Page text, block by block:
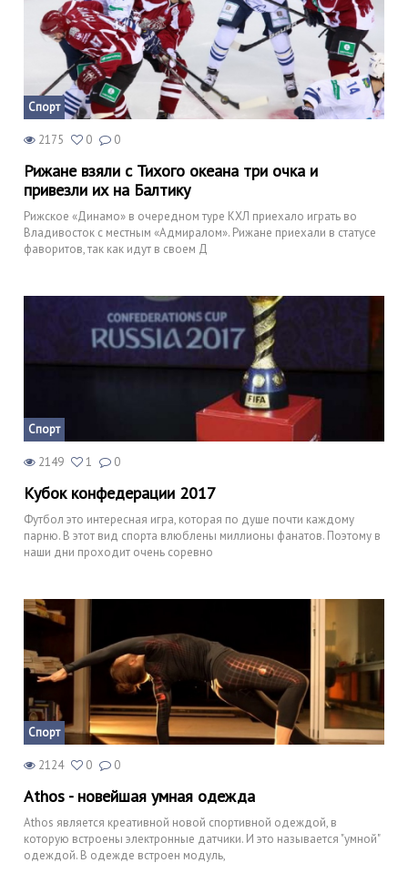
Спорт
2175 0 0
Рижане взяли с Тихого океана три очка и
привезли их на Балтику
Рижское «Динамо» в очередном туре КХЛ приехало играть во
Владивосток с местным «Адмиралом». Рижане приехали в статусе
фаворитов, так как идут в своем Д
Спорт
2149 1 0
Кубок конфедерации 2017
Футбол это интересная игра, которая по душе почти каждому
парню. В этот вид спорта влюблены миллионы фанатов. Поэтому в
наши дни проходит очень соревно
Спорт
2124 0 0
Athos - новейшая умная одежда
Athos является креативной новой спортивной одеждой, в
которую встроены электронные датчики. И это называется "умной"
одеждой. В одежде встроен модуль,